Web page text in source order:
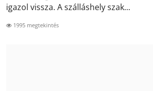
igazol vissza. A szálláshely szak...
1995 megtekintés